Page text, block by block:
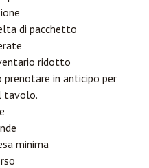
di pacchetto
ridotto
prenotare in anticipo per
tavolo.
minima